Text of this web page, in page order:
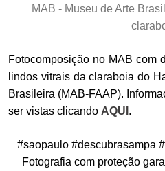
MAB - Museu de Arte
Fotocomposição no MAB com
lindos vitrais da claraboia do
Brasileira (MAB-FAAP).
ser vistas clicando AQUI .
#saopaulo #descubrasampa
Fotografia com proteção